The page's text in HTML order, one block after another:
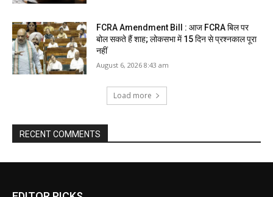
FCRA Amendment Bill : आज FCRA बिल पर
बोल सकते हैं शाह; लोकसभा में 15 दिन से प्रश्नकाल पूरा
नहीं
August 6, 2026 8:43 am
Load more
RECENT COMMENTS